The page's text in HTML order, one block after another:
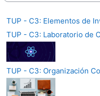
TUP - C3: Elementos de
TUP - C3: Laboratorio de
TUP - C3: Organización